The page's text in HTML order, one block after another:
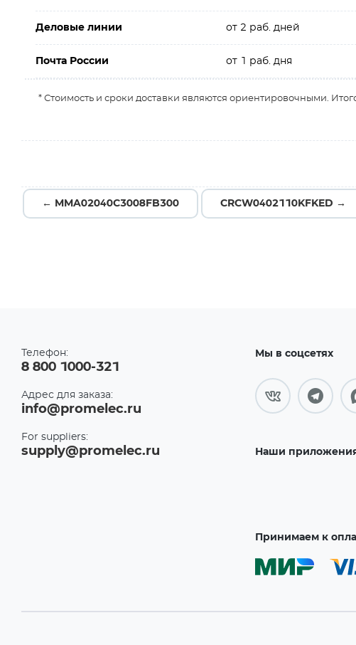
Деловые линии от 2 раб. дней
Почта России от 1 раб. дня
* Стоимость и сроки доставки являются ориентировочными.
← MMA02040C3008FB300 CRCW0402110KFKED →
Телефон:
8 800 1000-321
Адрес для заказа:
info@promelec.ru
For suppliers:
supply@promelec.ru
Мы в соцсетях
Наши
Принимаем к